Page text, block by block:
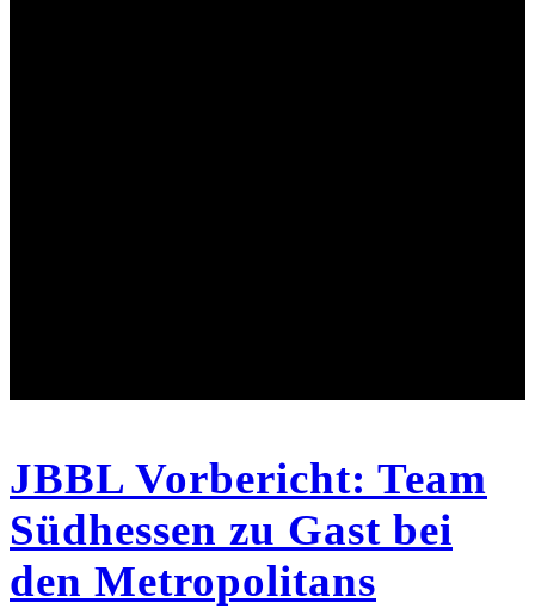
JBBL Vorbericht: Team
Südhessen zu Gast bei
den Metropolitans